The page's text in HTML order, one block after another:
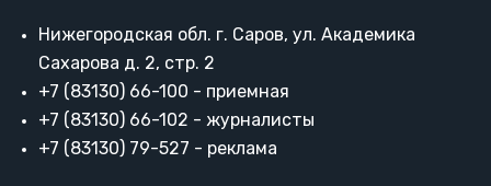
Нижегородская обл. г. Саров, ул. Академика
Сахарова д. 2, стр. 2
+7 (83130) 66-100 - приемная
+7 (83130) 66-102 - журналисты
+7 (83130) 79-527 - реклама